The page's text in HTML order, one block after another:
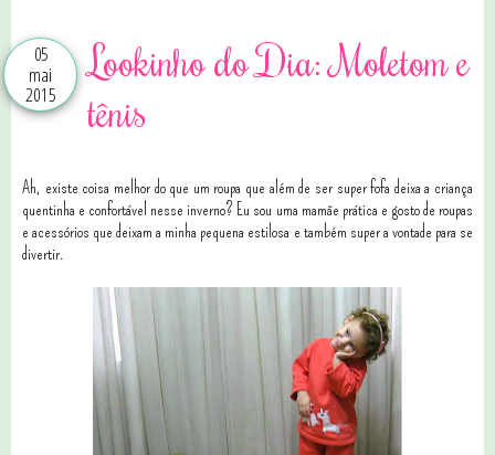
05
mai
2015
Lookinho do Dia: Moletom e
tênis
Ah, existe coisa melhor do que um roupa que além de ser super fofa deixa a criança
quentinha e confortável nesse inverno? Eu sou uma mamãe prática e gosto de roupas
e acessórios que deixam a minha pequena estilosa e também super a vontade para se
divertir.